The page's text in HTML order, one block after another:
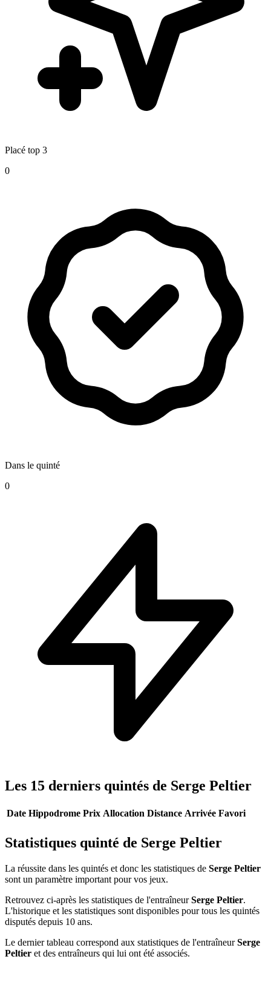
Placé top 3
0
Dans le quinté
0
Les 15 derniers quintés de Serge Peltier
Date Hippodrome Prix Allocation Distance Arrivée Favori
Statistiques quinté de Serge Peltier
La réussite dans les quintés et donc les statistiques de Serge Peltier
sont un paramètre important pour vos jeux.
Retrouvez ci-après les statistiques de l'entraîneurSerge Peltier.
L'historique et les statistiques sont disponibles pour tous les quintés
disputés depuis 10 ans.
Le dernier tableau correspond aux statistiques de l'entraîneurSerge
Peltier et des entraîneurs qui lui ont été associés.